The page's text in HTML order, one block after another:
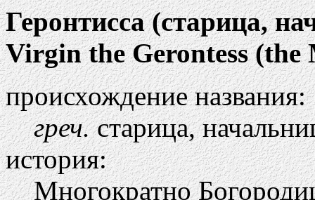
Геронтисса (старица,
Virgin the Gerontess (the
происхождение названия:
греч.старица,
история:
Многократно